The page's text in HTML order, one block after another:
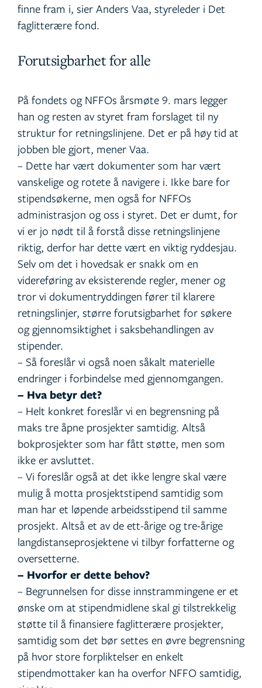
finne fram i, sier Anders Vaa, styreleder i Det
faglitterære fond.
Forutsigbarhet for alle
På fondets og NFFOs årsmøte 9. mars legger
han og resten av styret fram forslaget til ny
struktur for retningslinjene. Det er på høy tid at
jobben ble gjort, mener Vaa.
– Dette har vært dokumenter som har vært
vanskelige og rotete å navigere i. Ikke bare for
stipendsøkerne, men også for NFFOs
administrasjon og oss i styret. Det er dumt, for
vi er jo nødt til å forstå disse retningslinjene
riktig, derfor har dette vært en viktig ryddesjau.
Selv om det i hovedsak er snakk om en
videreføring av eksisterende regler, mener og
tror vi dokumentryddingen fører til klarere
retningslinjer, større forutsigbarhet for søkere
og gjennomsiktighet i saksbehandlingen av
stipender.
– Så foreslår vi også noen såkalt materielle
endringer i forbindelse med gjennomgangen.
– Hva betyr det?
– Helt konkret foreslår vi en begrensning på
maks tre åpne prosjekter samtidig. Altså
bokprosjekter som har fått støtte, men som
ikke er avsluttet.
– Vi foreslår også at det ikke lengre skal være
mulig å motta prosjektstipend samtidig som
man har et løpende arbeidsstipend til samme
prosjekt. Altså et av de ett-årige og tre-årige
langdistanseprosjektene vi tilbyr forfatterne og
oversetterne.
– Hvorfor er dette behov?
– Begrunnelsen for disse innstrammingene er et
ønske om at stipendmidlene skal gi tilstrekkelig
støtte til å finansiere faglitterære prosjekter,
samtidig som det bør settes en øvre begrensning
på hvor store forpliktelser en enkelt
stipendmottaker kan ha overfor NFFO samtidig,